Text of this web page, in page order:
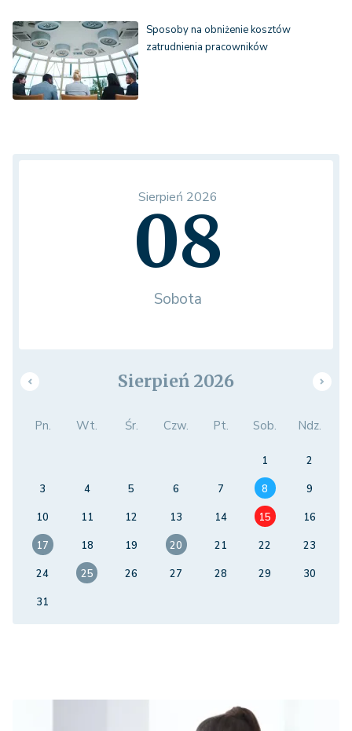
Sposoby na obniżenie kosztów
zatrudnienia pracowników
Sierpień 2026
08
Sobota
Sierpień 2026
Pn. Wt. Śr. Czw. Pt. Sob. Ndz.
1
2
3
4 5 6 7 8
9
10
11 12 13 14 15
16
17
18 19 20 21 22
23
24
25 26 27 28 29
30
31